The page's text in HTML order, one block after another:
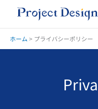
を
キ
ホーム > プライバシーポリシー